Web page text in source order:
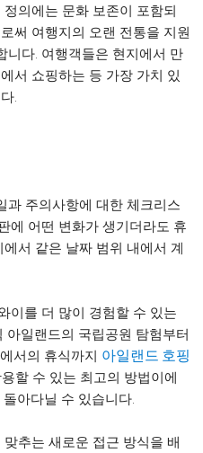
의에는 문화 보존이 포함되
써 여행지의 오랜 전통을 지원
니다. 여행객들은 현지에서 만
서 쇼핑하는 등 가장 가치 있
.
과 주의사항에 대한 체크리스
에 어떤 변화가 생기더라도 휴
서 같은 날짜 범위 내에서 계
이를 더 많이 경험할 수 있는
아일랜드의 국립공원 탐험부터
서의 휴식까지 아일랜드 호핑
할 수 있는 최고의 방법이에
아다닐 수 있습니다.
추는 새로운 접근 방식을 배